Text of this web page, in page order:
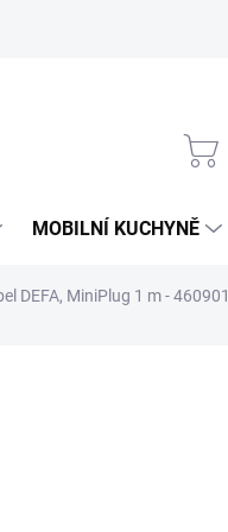
MOBILNÍ KUCHYNĚ
DEFA, MiniPlug 1 m - 460901